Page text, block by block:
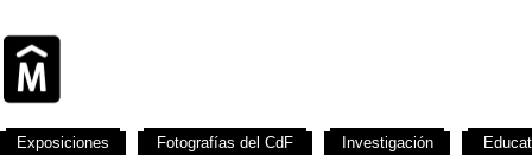
Exposiciones Fotografías del CdF Investigación